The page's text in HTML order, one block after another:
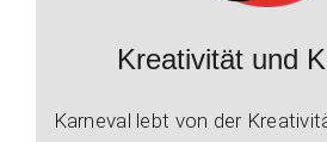
Kreativität und
Karneval lebt von der